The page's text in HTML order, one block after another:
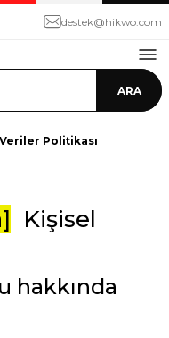
destek@hikwo.com
ARA
Politikası
Kişisel
hakkında